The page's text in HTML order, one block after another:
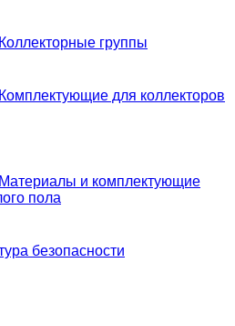
Коллекторные группы
Комплектующие для коллекторов
Материалы и комплектующие
пола
безопасности